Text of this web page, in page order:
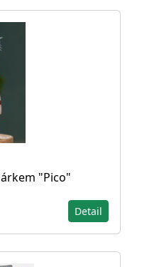
"Pico"
Detail